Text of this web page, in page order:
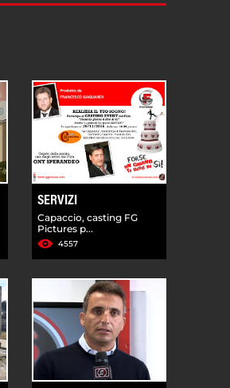
SERVIZI
Capaccio, casting FG
Pictures p...
4557